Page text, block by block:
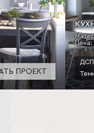
ПРОЕКТ
Цена:
ДСП